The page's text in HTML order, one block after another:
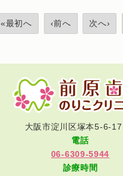
«最初へ ‹前へ 次へ›
大阪市淀川区塚本5-6-
電話
06-6309-5944
診療時間